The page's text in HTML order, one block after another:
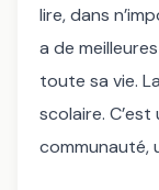
lire, dans
a de
toute sa vie.
scolaire.
communauté,